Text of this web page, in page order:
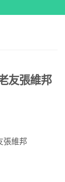
友張維邦
張維邦